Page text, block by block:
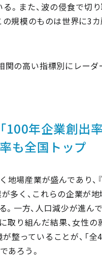
。また、波の侵食で切
の規模のものは世界に3
関の高い指標別にレー
年企業創出率
も全国トップ
地場産業が盛んであり、
多く、これらの企業が
。一方、人口減少が進ん
取り組んだ結果、女性
整っていることが、「
あろう。